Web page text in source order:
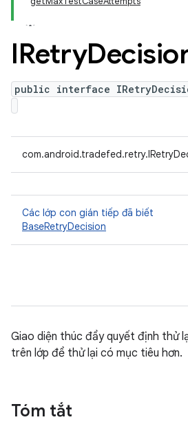
IRetry
public interface
Các lớp con gián tiếp đã biết
BaseRetryDecision
Giao diện thúc đẩy quyết định thử
trên lớp để thử lại có mục tiêu hơn.
Tóm tắt